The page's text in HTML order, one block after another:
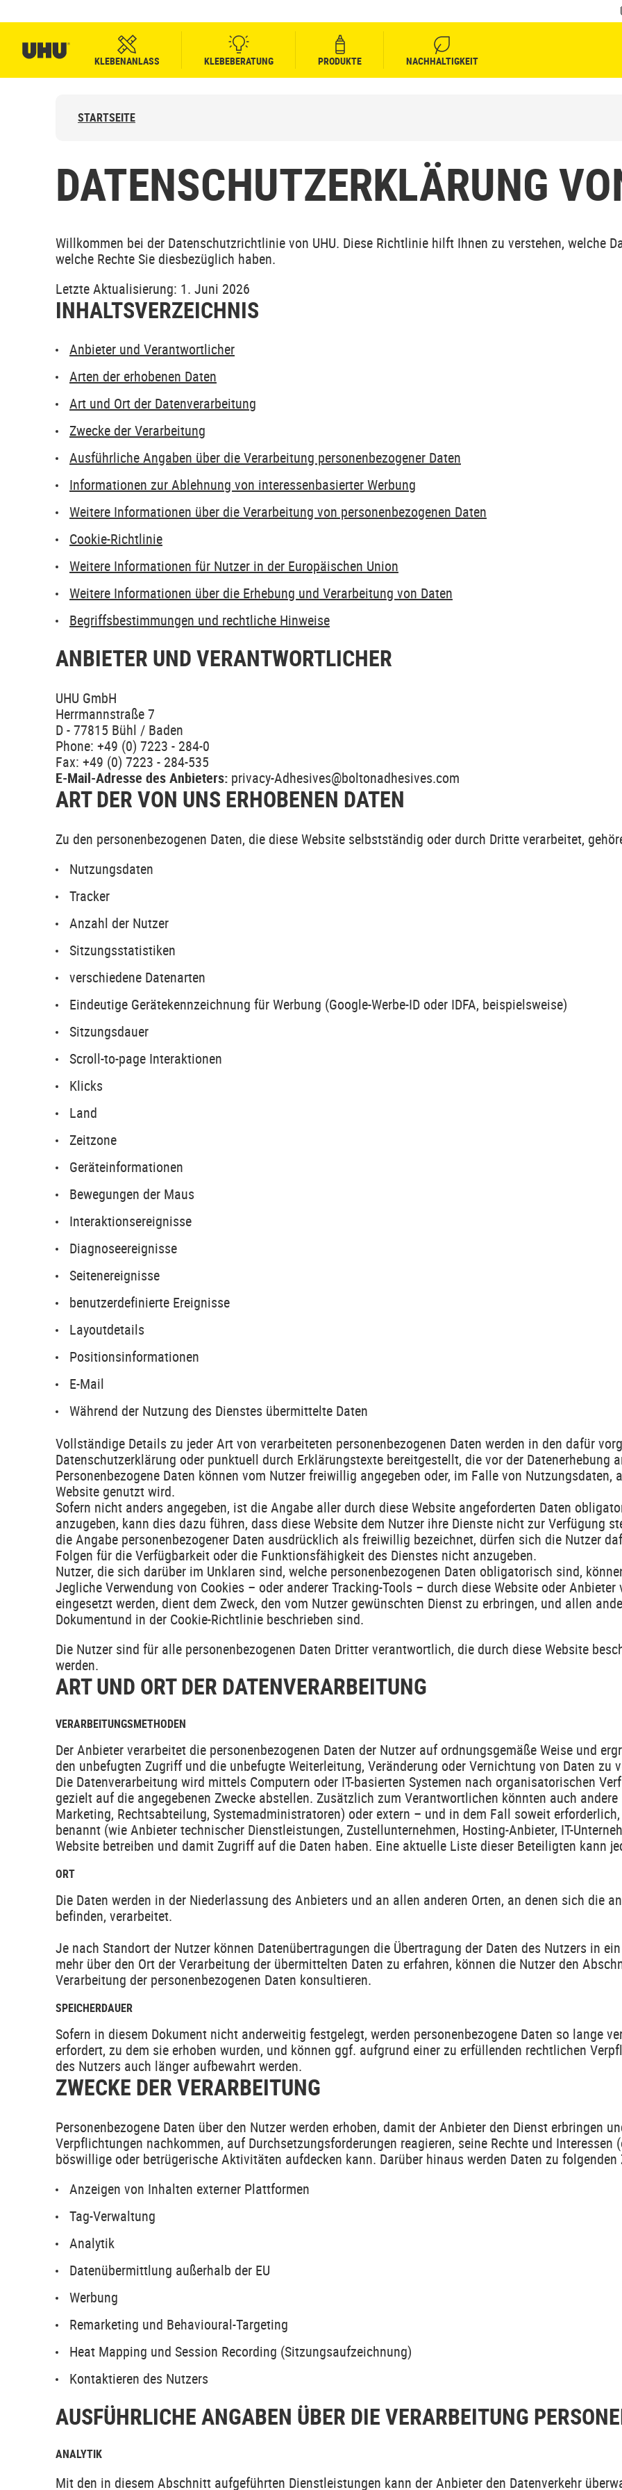
KLEBENANLASS KLEBEBERATUNG PRODUKTE NACHHALTIGKEIT
STARTSEITE
DATENSCHUTZERKLÄRUNG
Willkommen bei der Datenschutzrichtlinie von UHU. Diese Richtlinie hilft Ihnen zu verstehen, welche
welche Rechte Sie diesbezüglich haben.
Letzte Aktualisierung: 1. Juni 2026
INHALTSVERZEICHNIS
Anbieter und Verantwortlicher
Arten der erhobenen Daten
Art und Ort der Datenverarbeitung
Zwecke der Verarbeitung
Ausführliche Angaben über die Verarbeitung personenbezogener Daten
Informationen zur Ablehnung von interessenbasierter Werbung
Weitere Informationen über die Verarbeitung von personenbezogenen Daten
Cookie-Richtlinie
Weitere Informationen für Nutzer in der Europäischen Union
Weitere Informationen über die Erhebung und Verarbeitung von Daten
Begriffsbestimmungen und rechtliche Hinweise
ANBIETER UND VERANTWORTLICHER
UHU GmbH
Herrmannstraße 7
D - 77815 Bühl / Baden
Phone: +49 (0) 7223 - 284-0
Fax: +49 (0) 7223 - 284-535
E-Mail-Adresse des Anbieters: privacy-Adhesives@boltonadhesives.com
ART DER VON UNS ERHOBENEN DATEN
Zu den personenbezogenen Daten, die diese Website selbstständig oder durch Dritte verarbeitet,
Nutzungsdaten
Tracker
Anzahl der Nutzer
Sitzungsstatistiken
verschiedene Datenarten
Eindeutige Gerätekennzeichnung für Werbung (Google-Werbe-ID oder IDFA, beispielsweise)
Sitzungsdauer
Scroll-to-page Interaktionen
Klicks
Land
Zeitzone
Geräteinformationen
Bewegungen der Maus
Interaktionsereignisse
Diagnoseereignisse
Seitenereignisse
benutzerdefinierte Ereignisse
Layoutdetails
Positionsinformationen
E-Mail
Während der Nutzung des Dienstes übermittelte Daten
Vollständige Details zu jeder Art von verarbeiteten personenbezogenen Daten werden in den dafür
Datenschutzerklärung oder punktuell durch Erklärungstexte bereitgestellt, die vor der Datenerhebung
Personenbezogene Daten können vom Nutzer freiwillig angegeben oder, im Falle von Nutzungsdaten,
Website genutzt wird.
Sofern nicht anders angegeben, ist die Angabe aller durch diese Website angeforderten Daten
anzugeben, kann dies dazu führen, dass diese Website dem Nutzer ihre Dienste nicht zur Verfügung
die Angabe personenbezogener Daten ausdrücklich als freiwillig bezeichnet, dürfen sich die Nutzer
Folgen für die Verfügbarkeit oder die Funktionsfähigkeit des Dienstes nicht anzugeben.
Nutzer, die sich darüber im Unklaren sind, welche personenbezogenen Daten obligatorisch sind,
Jegliche Verwendung von Cookies – oder anderer Tracking-Tools – durch diese Website oder
eingesetzt werden, dient dem Zweck, den vom Nutzer gewünschten Dienst zu erbringen, und allen
Dokumentund in der Cookie-Richtlinie beschrieben sind.
Die Nutzer sind für alle personenbezogenen Daten Dritter verantwortlich, die durch diese Website
werden.
ART UND ORT DER DATENVERARBEITUNG
VERARBEITUNGSMETHODEN
Der Anbieter verarbeitet die personenbezogenen Daten der Nutzer auf ordnungsgemäße Weise und
den unbefugten Zugriff und die unbefugte Weiterleitung, Veränderung oder Vernichtung von Daten zu
Die Datenverarbeitung wird mittels Computern oder IT-basierten Systemen nach organisatorischen
gezielt auf die angegebenen Zwecke abstellen. Zusätzlich zum Verantwortlichen könnten auch
Marketing, Rechtsabteilung, Systemadministratoren) oder extern – und in dem Fall soweit
benannt (wie Anbieter technischer Dienstleistungen, Zustellunternehmen, Hosting-Anbieter, IT-
Website betreiben und damit Zugriff auf die Daten haben. Eine aktuelle Liste dieser Beteiligten kann
ORT
Die Daten werden in der Niederlassung des Anbieters und an allen anderen Orten, an denen sich die
befinden, verarbeitet.
Je nach Standort der Nutzer können Datenübertragungen die Übertragung der Daten des Nutzers in
mehr über den Ort der Verarbeitung der übermittelten Daten zu erfahren, können die Nutzer den
Verarbeitung der personenbezogenen Daten konsultieren.
SPEICHERDAUER
Sofern in diesem Dokument nicht anderweitig festgelegt, werden personenbezogene Daten so lange
erfordert, zu dem sie erhoben wurden, und können ggf. aufgrund einer zu erfüllenden rechtlichen
des Nutzers auch länger aufbewahrt werden.
ZWECKE DER VERARBEITUNG
Personenbezogene Daten über den Nutzer werden erhoben, damit der Anbieter den Dienst erbringen
Verpflichtungen nachkommen, auf Durchsetzungsforderungen reagieren, seine Rechte und
böswillige oder betrügerische Aktivitäten aufdecken kann. Darüber hinaus werden Daten zu folgenden
Anzeigen von Inhalten externer Plattformen
Tag-Verwaltung
Analytik
Datenübermittlung außerhalb der EU
Werbung
Remarketing und Behavioural-Targeting
Heat Mapping und Session Recording (Sitzungsaufzeichnung)
Kontaktieren des Nutzers
AUSFÜHRLICHE ANGABEN ÜBER DIE VERARBEITUNG
ANALYTIK
Mit den in diesem Abschnitt aufgeführten Dienstleistungen kann der Anbieter den Datenverkehr